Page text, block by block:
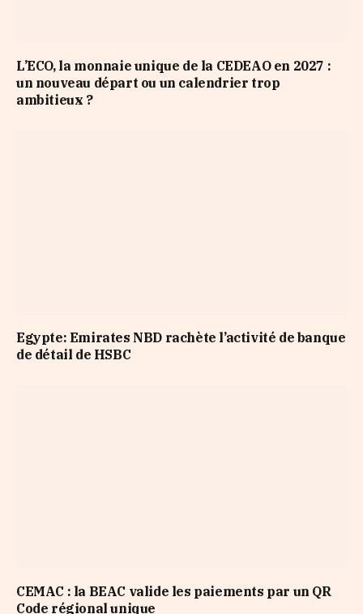
L’ECO, la monnaie unique de la CEDEAO en 2027 :
un nouveau départ ou un calendrier trop
ambitieux ?
Egypte: Emirates NBD rachète l’activité de banque
de détail de HSBC
CEMAC : la BEAC valide les paiements par un QR
Code régional unique